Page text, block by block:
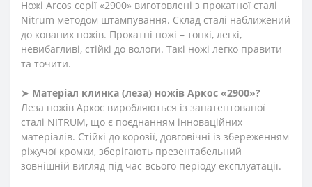
Ножі Arcos серії «2900» виготовлені з прокатної сталі
Nitrum методом штампування. Склад сталі наближений
до кованих ножів. Прокатні ножі – тонкі, легкі,
невибагливі, стійкі до вологи. Такі ножі легко правити
та точити.
➤ Матеріал клинка (леза) ножів Аркос «2900»?
Леза ножів Аркос виробляються із запатентованої
сталі NITRUM, що є поєднанням інноваційних
матеріалів. Стійкі до корозії, довговічні із збереженням
ріжучої кромки, зберігають презентабельний
зовнішній вигляд під час всього періоду експлуатації.